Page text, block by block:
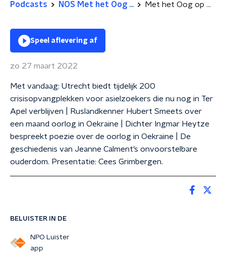
Podcasts NOS Met het Oog ... Met het Oog op Morgen 27-03-2022
BELUISTER IN DE
NPO Luister
app
Speel aflevering af
zo 27 maart 2022
Met vandaag: Utrecht biedt tijdelijk 200
crisisopvangplekken voor asielzoekers die nu nog in Ter
Apel verblijven | Ruslandkenner Hubert Smeets over
een maand oorlog in Oekraine | Dichter Ingmar Heytze
bespreekt poezie over de oorlog in Oekraine | De
geschiedenis van Jeanne Calment’s onvoorstelbare
ouderdom. Presentatie: Cees Grimbergen.